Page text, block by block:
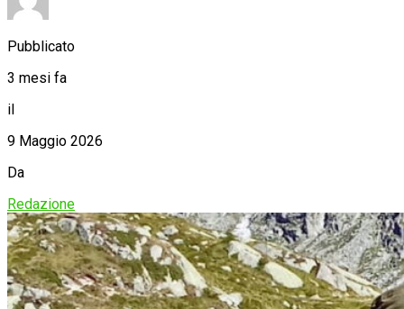
Pubblicato
3 mesi fa
il
9 Maggio 2026
Da
Redazione